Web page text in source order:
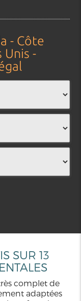
- Côte
Unis -
SUR 13
complet de
adaptées